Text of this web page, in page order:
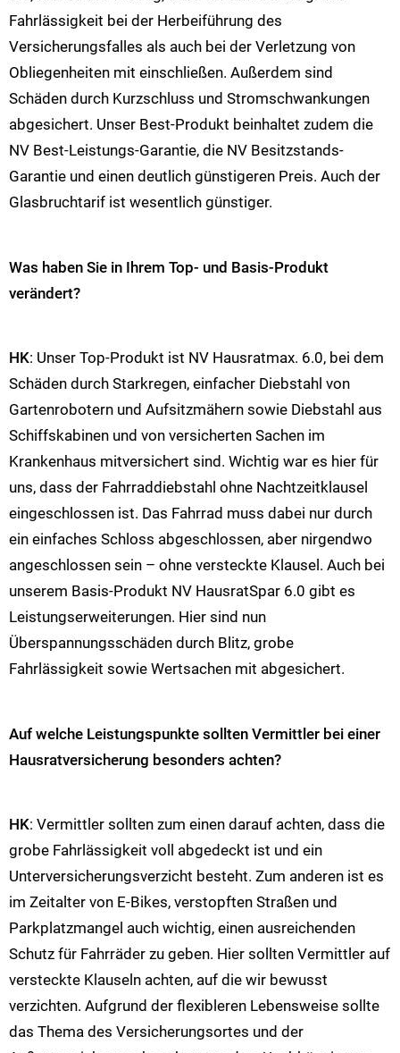
Fahrlässigkeit bei der Herbeiführung des
Versicherungsfalles als auch bei der Verletzung von
Obliegenheiten mit einschließen. Außerdem sind
Schäden durch Kurzschluss und Stromschwankungen
abgesichert. Unser Best-Produkt beinhaltet zudem die
NV Best-Leistungs-Garantie, die NV Besitzstands-
Garantie und einen deutlich günstigeren Preis. Auch der
Glasbruchtarif ist wesentlich günstiger.
Was haben Sie in Ihrem Top- und Basis-Produkt
verändert?
HK: Unser Top-Produkt ist NV Hausratmax. 6.0, bei dem
Schäden durch Starkregen, einfacher Diebstahl von
Gartenrobotern und Aufsitzmähern sowie Diebstahl aus
Schiffskabinen und von versicherten Sachen im
Krankenhaus mitversichert sind. Wichtig war es hier für
uns, dass der Fahrraddiebstahl ohne Nachtzeitklausel
eingeschlossen ist. Das Fahrrad muss dabei nur durch
ein einfaches Schloss abgeschlossen, aber nirgendwo
angeschlossen sein – ohne versteckte Klausel. Auch bei
unserem Basis-Produkt NV HausratSpar 6.0 gibt es
Leistungserweiterungen. Hier sind nun
Überspannungsschäden durch Blitz, grobe
Fahrlässigkeit sowie Wertsachen mit abgesichert.
Auf welche Leistungspunkte sollten Vermittler bei einer
Hausratversicherung besonders achten?
HK: Vermittler sollten zum einen darauf achten, dass die
grobe Fahrlässigkeit voll abgedeckt ist und ein
Unterversicherungsverzicht besteht. Zum anderen ist es
im Zeitalter von E-Bikes, verstopften Straßen und
Parkplatzmangel auch wichtig, einen ausreichenden
Schutz für Fahrräder zu geben. Hier sollten Vermittler auf
versteckte Klauseln achten, auf die wir bewusst
verzichten. Aufgrund der flexibleren Lebensweise sollte
das Thema des Versicherungsortes und der